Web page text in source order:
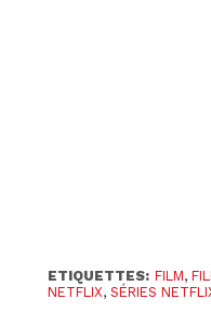
ETIQUETTES: FILM,
NETFLIX,SÉRIES